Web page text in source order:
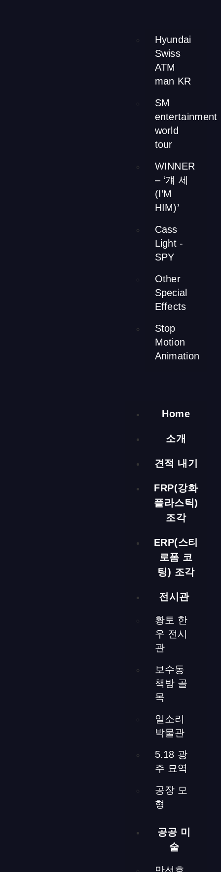
Hyundai
Swiss
ATM
man KR
SM
entertainment
world
tour
WINNER
– ‘걔 세
(I’M
HIM)’
Cass
Light -
SPY
Other
Special
Effects
Stop
Motion
Animation
Home
소개
견적 내기
FRP(강화
플라스틱)
조각
ERP(스티
로폼 코
팅) 조각
전시관
황토 한
우 전시
관
보수동
책방 골
목
일소리
박물관
5.18 광
주 묘역
공장 모
형
공공 미
술
感動的なストーリーを共有する場を提供します。桜の装飾
はゲストに暖かく感動的な体験を提供し、空間をユニーク
メインホールの照明器
[ngg src=”galleries” ids=”70″ display=”basic_thumbnail”
display=”basic_thumbnail” number_of_columns=”3″]
明の壁を利用したメインホールの照明は、独特でクリアな
照明効果を創出します。すべての光をテーブルに集中させ
ます。外から見ると、電球の連続性を視覚的に延長する効
果もあります。これらの器具は、レストランの歴史と永遠
露出したコンクリート壁には絶縁
触する可能性のある部分にはメルバウウッドの成形を施し
れ、隙間にLED配線を設置することができました。このプ
ロセスではメルバウウッドの床パネルを切断してLEDヒー
[ngg src=”galleries” ids=”72″ display=”basic_thumbnail”
number_of_columns=”2″][ngg src=”galleries” ids=”122″
display=”basic_thumbnail” number_of_columns=”4″]
ズボックスから窓と床に接続された配線を使用して、窓と
壁に沿ってLED照明を設置しました。明るさと色温度を調
整可能で、必要な照明を提供しながら居心地の良い食事の
イベントルームの壁と
[ngg src=”galleries” ids=”73″ display=”basic_thumbnail”
display=”basic_thumbnail” number_of_columns=”4″]